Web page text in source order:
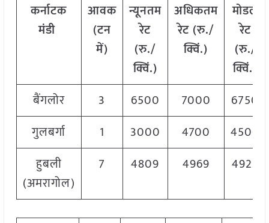
कर्नाटक
मंडी
आवक
(टन
में)
न्यूनतम
रेट
(रु./
क्विं.)
अधिकतम
रेट (रु./
क्विं.)
मोडल
रेट
(रु./
क्विं.)
बैंगलोर
3 6500 7000
6750
गुलबर्गा
1 3000 4700
4500
हुबली
(अमरागोल)
7 4809 4969 4923